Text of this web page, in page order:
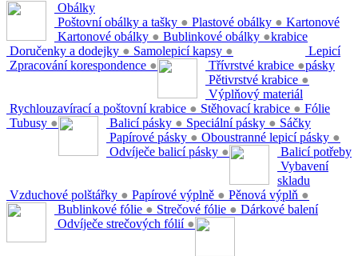
Obálky
Poštovní obálky a tašky ● Plastové obálky ●
Kartonové obálky ● Bublinkové obálky ●
Doručenky a dodejky ● Samolepicí kapsy ●
Zpracování korespondence ●
Kartonové
krabice
Třívrstvé krabice ●
Pětivrstvé krabice ●
Rychlouzavírací a poštovní krabice ● Stěhovací krabice ●
Tubusy ●
Lepicí
pásky
Balicí pásky ● Speciální pásky ●
Papírové pásky ● Oboustranné lepicí pásky ●
Odvíječe balicí pásky ●
Výplňový materiál
Vzduchové polštářky ● Papírové výplně ● Pěnová výplň ●
Fólie
Bublinkové fólie ● Strečové fólie ●
Odvíječe strečových fólií ●
Sáčky
Balicí potřeby
Vybavení
skladu
Dárkové balení